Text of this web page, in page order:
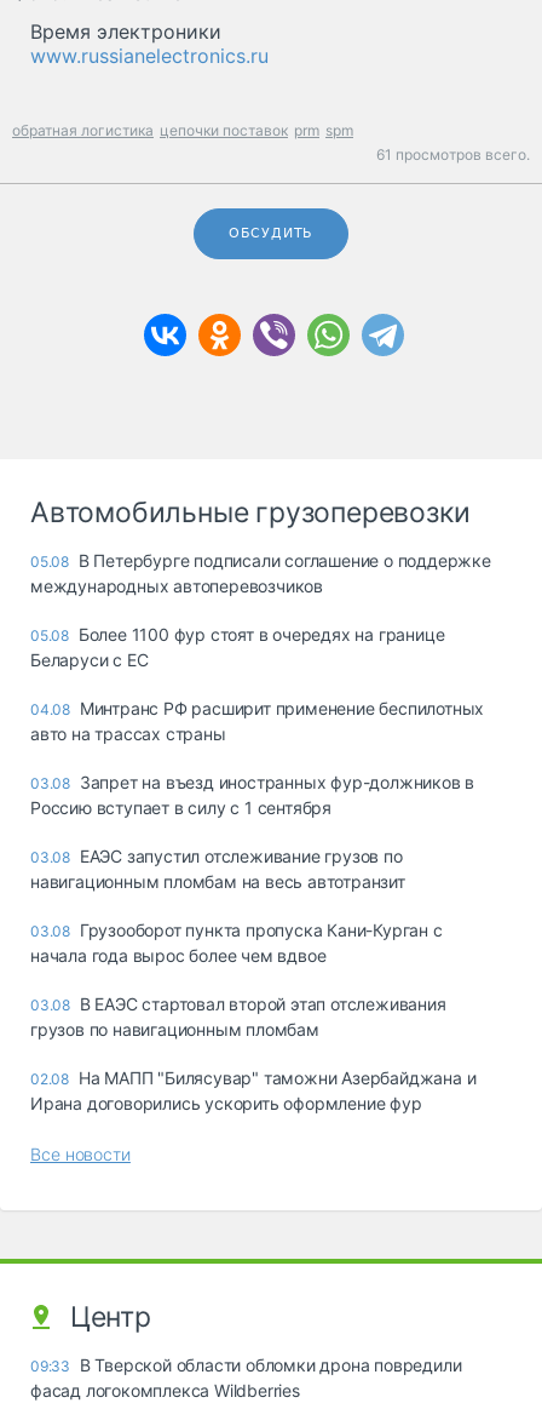
Время электроники
www.russianelectronics.ru
обратная логистика цепочки поставок prm spm
61 просмотров всего.
ОБСУДИТЬ
Автомобильные грузоперевозки
05.08 В Петербурге подписали соглашение о поддержке
международных автоперевозчиков
05.08 Более 1100 фур стоят в очередях на границе
Беларуси с ЕС
04.08 Минтранс РФ расширит применение беспилотных
авто на трассах страны
03.08 Запрет на въезд иностранных фур-должников в
Россию вступает в силу с 1 сентября
03.08 ЕАЭС запустил отслеживание грузов по
навигационным пломбам на весь автотранзит
03.08 Грузооборот пункта пропуска Кани-Курган с
начала года вырос более чем вдвое
03.08 В ЕАЭС стартовал второй этап отслеживания
грузов по навигационным пломбам
02.08 На МАПП "Билясувар" таможни Азербайджана и
Ирана договорились ускорить оформление фур
Все новости
Центр
09:33
В Тверской области обломки дрона повредили
фасад логокомплекса Wildberries